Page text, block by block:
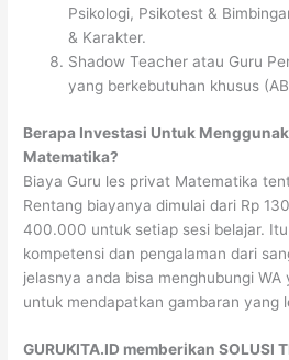
Psikologi, Psikotest &
& Karakter.
Shadow Teacher atau Guru
yang berkebutuhan khusus
Berapa Investasi Untuk
Matematika?
Biaya Guru les privat Matematika
Rentang biayanya dimulai dari Rp
400.000 untuk setiap sesi belajar.
kompetensi dan pengalaman dari
jelasnya anda bisa menghubungi
untuk mendapatkan gambaran yang
GURUKITA.ID memberikan SOLUSI